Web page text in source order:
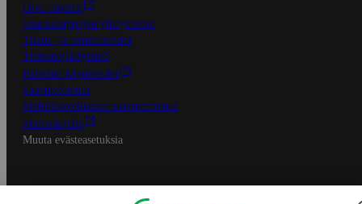
Oiva-raportit
Osuuskauppojen yhteystiedot
Tilaus- ja toimitusehdot
Tietosuojakäytäntö
Palvelun käyttöehdot
Saavutettavuus
Mobiilisovelluksen saavutettavuus
Mainostajalle
Muuta evästeasetuksia